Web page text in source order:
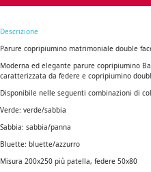
Descrizione
Parure copripiumino matrimoniale double
Moderna ed elegante parure copripiumino
caratterizzata da federe e copripiumino
Disponibile nelle seguenti combinazioni di
Verde: verde/sabbia
Sabbia: sabbia/panna
Bluette: bluette/azzurro
Misura 200x250 più patella, federe 50x80